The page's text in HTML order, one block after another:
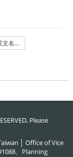
學科標準分類中英文名稱及簡介
Please
│ Office of Vice
、Planning